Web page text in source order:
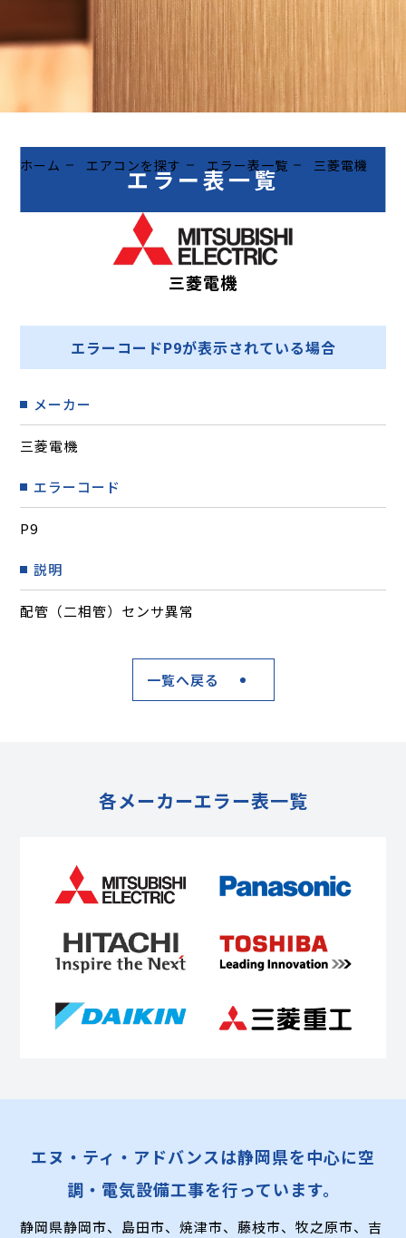
エラー表一覧
ホーム エアコンを探す エラー表一覧 三菱電機
三菱電機
エラーコードP9が表示されている場合
メーカー
三菱電機
エラーコード
P9
説明
配管（二相管）センサ異常
一覧へ戻る
各メーカーエラー表一覧
エヌ・ティ・アドバンスは静岡県を中心に空
調・電気設備工事を行っています。
静岡県静岡市、島田市、焼津市、藤枝市、牧之原市、吉